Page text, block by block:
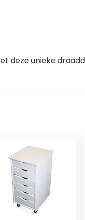
deze unieke